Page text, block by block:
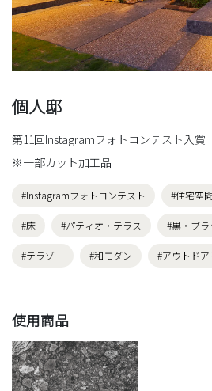
個人邸
第11回Instagramフォトコンテスト入賞
※一部カット加工品
#Instagramフォトコンテスト #住宅空間
#床 #パティオ・テラス #黒・ブラ
#テラゾー #和モダン #アウトド
使用商品